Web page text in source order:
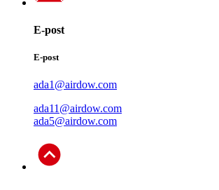
E-post
E-post
ada1@airdow.com
ada11@airdow.com
ada5@airdow.com